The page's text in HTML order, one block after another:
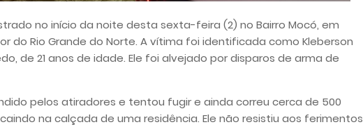
no início da noite desta sexta-feira (2) no Bairro Mocó, em
do Rio Grande do Norte. A vítima foi identificada como Kleberson
de 21 anos de idade. Ele foi alvejado por disparos de arma de
pelos atiradores e tentou fugir e ainda correu cerca de 500
na calçada de uma residência. Ele não resistiu aos ferimentos